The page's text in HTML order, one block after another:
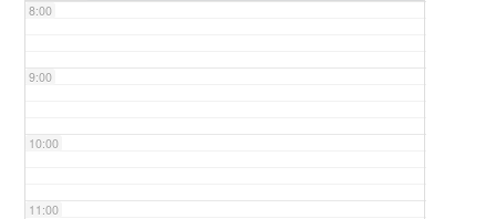
8:00
9:00
10:00
11:00